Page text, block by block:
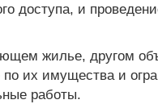
доступа, и
жилье, другом
их имущества и
работы.